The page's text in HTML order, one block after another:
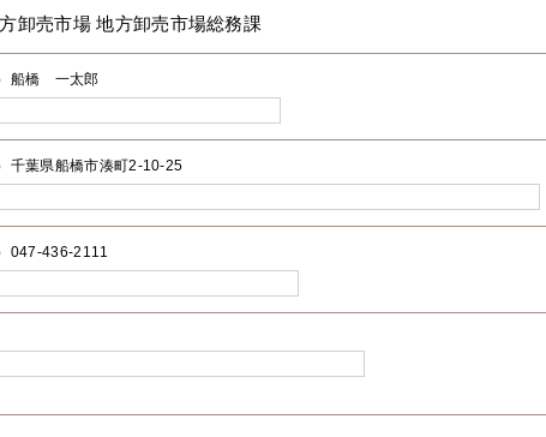
卸売市場 地方卸売市場総務課
船橋 一太郎
千葉県船橋市湊町2-10-25
047-436-2111